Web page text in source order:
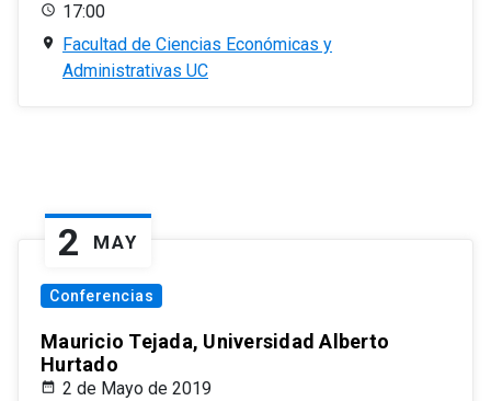
17:00
Facultad de Ciencias Económicas y
Administrativas UC
2 MAY
Conferencias
Mauricio Tejada, Universidad Alberto
Hurtado
2 de Mayo de 2019